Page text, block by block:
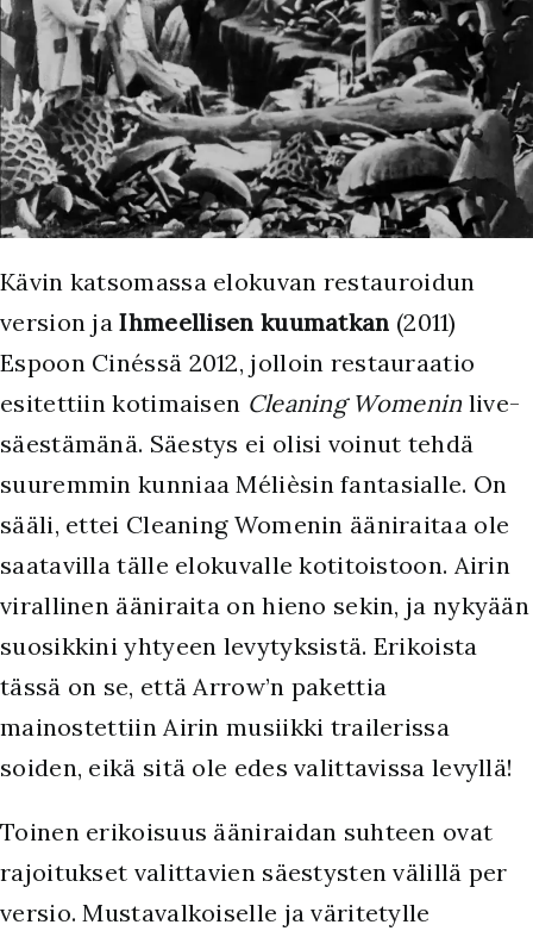
Kävin katsomassa elokuvan restauroidun
version jaIhmeellisen kuumatkan (2011)
Espoon Cinéssä 2012, jolloin restauraatio
esitettiin kotimaisen Cleaning Womenin live-
säestämänä. Säestys ei olisi voinut tehdä
suuremmin kunniaa Mélièsin fantasialle. On
sääli, ettei Cleaning Womenin ääniraitaa ole
saatavilla tälle elokuvalle kotitoistoon. Airin
virallinen ääniraita on hieno sekin, ja nykyään
suosikkini yhtyeen levytyksistä. Erikoista
tässä on se, että Arrow’n pakettia
mainostettiin Airin musiikki trailerissa
soiden, eikä sitä ole edes valittavissa levyllä!
Toinen erikoisuus ääniraidan suhteen ovat
rajoitukset valittavien säestysten välillä per
versio. Mustavalkoiselle ja väritetylle